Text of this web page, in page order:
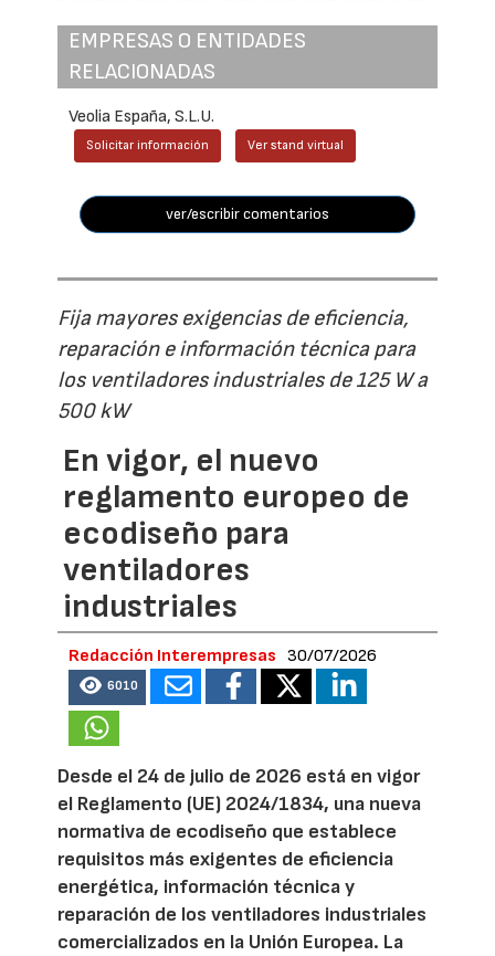
EMPRESAS O ENTIDADES
RELACIONADAS
Veolia España, S.L.U.
Solicitar información Ver stand virtual
ver/escribir comentarios
Fija mayores exigencias de eficiencia,
reparación e información técnica para
los ventiladores industriales de 125 W a
500 kW
En vigor, el nuevo
reglamento europeo de
ecodiseño para
ventiladores
industriales
Redacción Interempresas 30/07/2026
6010
Desde el 24 de julio de 2026 está en vigor
el Reglamento (UE) 2024/1834, una nueva
normativa de ecodiseño que establece
requisitos más exigentes de eficiencia
energética, información técnica y
reparación de los ventiladores industriales
comercializados en la Unión Europea. La